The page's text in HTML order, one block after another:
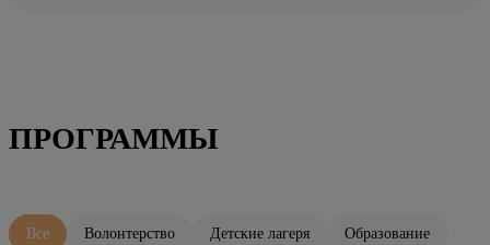
ПРОГРАММЫ
Все Волонтерство Детские лагеря Образование